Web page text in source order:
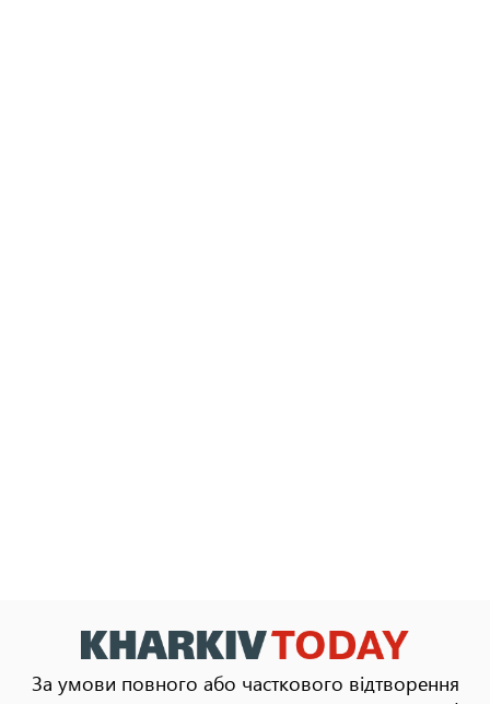
За умови повного або часткового відтворення